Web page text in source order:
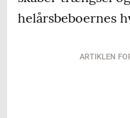
helårsbeboernes
ARTIKLEN